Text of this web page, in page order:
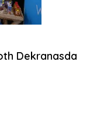
Dekranasda